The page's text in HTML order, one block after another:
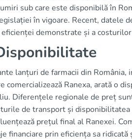
sub care este disponibilă în
în vigoare. Recent, datele
demonstrate și a
lanțuri de farmacii din
Ranexa, arată o
Diferențele regionale de preț
de transport și
prețul final al Ranexei.
financiare prin eficiența sa